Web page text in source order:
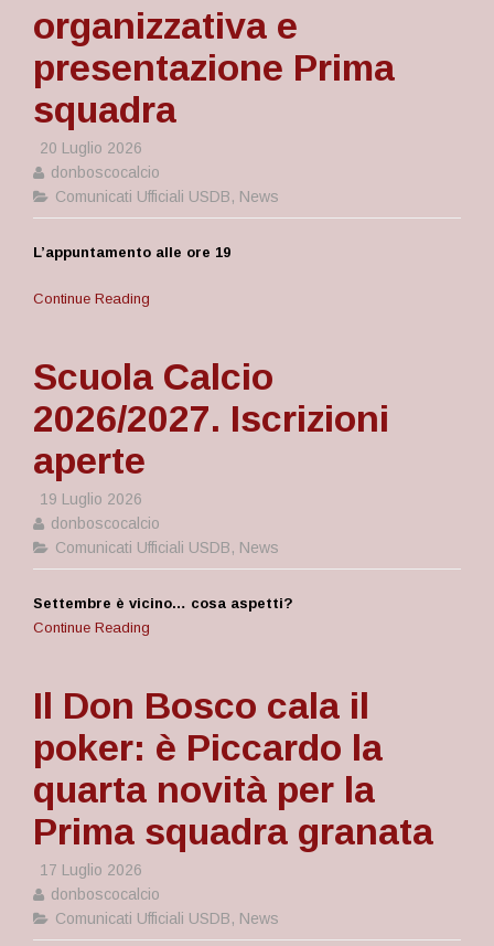
organizzativa e
presentazione Prima
squadra
20 Luglio 2026
donboscocalcio
Comunicati Ufficiali USDB, News
L’appuntamento alle ore 19
Continue Reading
Scuola Calcio
2026/2027. Iscrizioni
aperte
19 Luglio 2026
donboscocalcio
Comunicati Ufficiali USDB, News
Settembre è vicino… cosa aspetti?
Continue Reading
Il Don Bosco cala il
poker: è Piccardo la
quarta novità per la
Prima squadra granata
17 Luglio 2026
donboscocalcio
Comunicati Ufficiali USDB, News